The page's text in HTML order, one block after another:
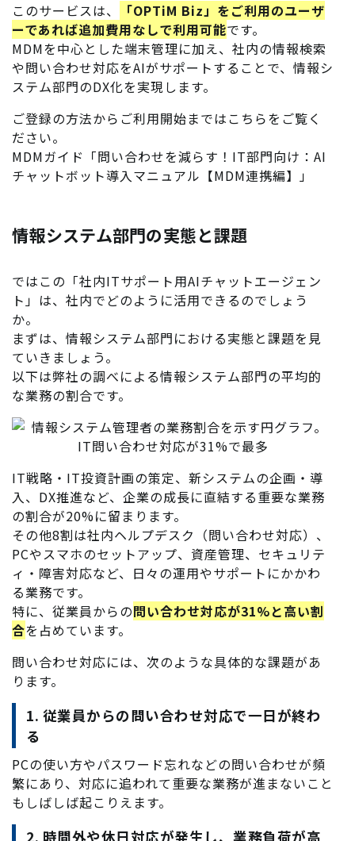
このサービスは、
「OPTiM Biz」をご利用のユーザ
ーであれば追加費用なしで利用可能です。
MDMを中心とした端末管理に加え、社内の情報検索
や問い合わせ対応をAIがサポートすることで、情報シ
ステム部門のDX化を実現します。
ご登録の方法からご利用開始まではこちらをご覧く
ださい。
MDMガイド「問い合わせを減らす！IT部門向け：AI
チャットボット導入マニュアル【MDM連携編】」
情報システム部門の実態と課題
ではこの「社内ITサポート用AIチャットエージェン
ト」は、社内でどのように活用できるのでしょう
か。
まずは、情報システム部門における実態と課題を見
ていきましょう。
以下は弊社の調べによる情報システム部門の平均的
な業務の割合です。
IT戦略・IT投資計画の策定、新システムの企画・導
入、DX推進など、企業の成長に直結する重要な業務
の割合が20%に留まります。
その他8割は社内ヘルプデスク（問い合わせ対応）、
PCやスマホのセットアップ、資産管理、セキュリテ
ィ・障害対応など、日々の運用やサポートにかかわ
る業務です。
特に、従業員からの問い合わせ対応が31%と高い割
合を占めています。
問い合わせ対応には、次のような具体的な課題があ
ります。
1. 従業員からの問い合わせ対応で一日が終わ
る
PCの使い方やパスワード忘れなどの問い合わせが頻
繁にあり、対応に追われて重要な業務が進まないこと
もしばしば起こりえます。
2. 時間外や休日対応が発生し、業務負荷が高